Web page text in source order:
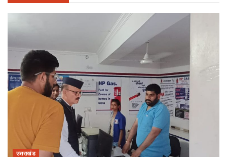
उत्तराखंड